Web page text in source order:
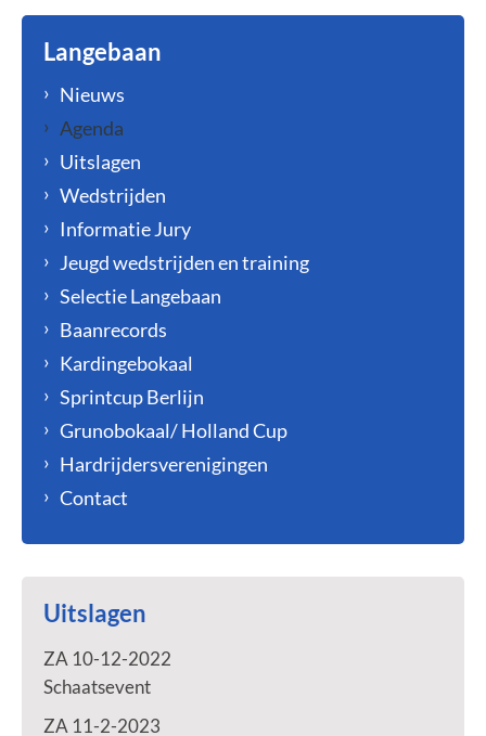
Langebaan
Nieuws
Agenda
Uitslagen
Wedstrijden
Informatie Jury
Jeugd wedstrijden en training
Selectie Langebaan
Baanrecords
Kardingebokaal
Sprintcup Berlijn
Grunobokaal/ Holland Cup
Hardrijdersverenigingen
Contact
Uitslagen
ZA 10-12-2022
Schaatsevent
ZA 11-2-2023